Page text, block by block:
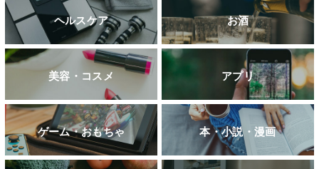
ヘルスケア お酒
美容・コスメ アプリ
ゲーム・おもちゃ 本・小説・漫画